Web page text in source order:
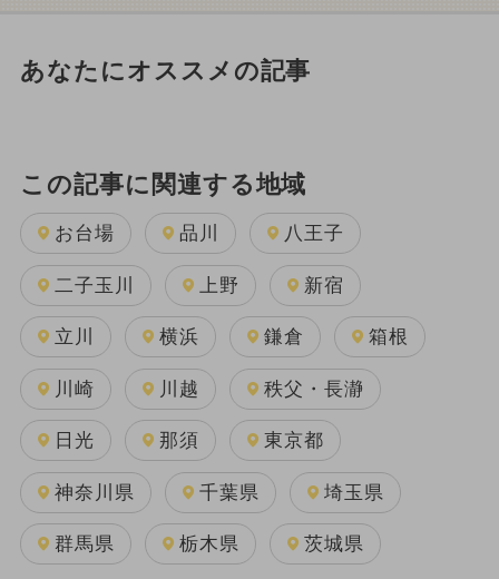
あなたにオススメの記事
この記事に関連する地域
お台場 品川 八王子
二子玉川 上野 新宿
立川 横浜 鎌倉 箱根
川崎 川越 秩父・長瀞
日光 那須 東京都
神奈川県 千葉県 埼玉県
群馬県 栃木県 茨城県